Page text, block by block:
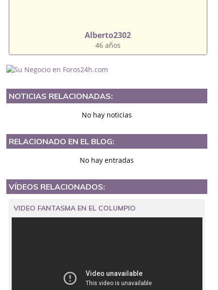
Alberto2302
46 años
NOTICIAS RELACIONADAS:
No hay noticias
RELACIONADO EN EL BLOG:
No hay entradas
VÍDEOS RELACIONADOS:
VIDEO FANTASMA EN EL COLUMPIO